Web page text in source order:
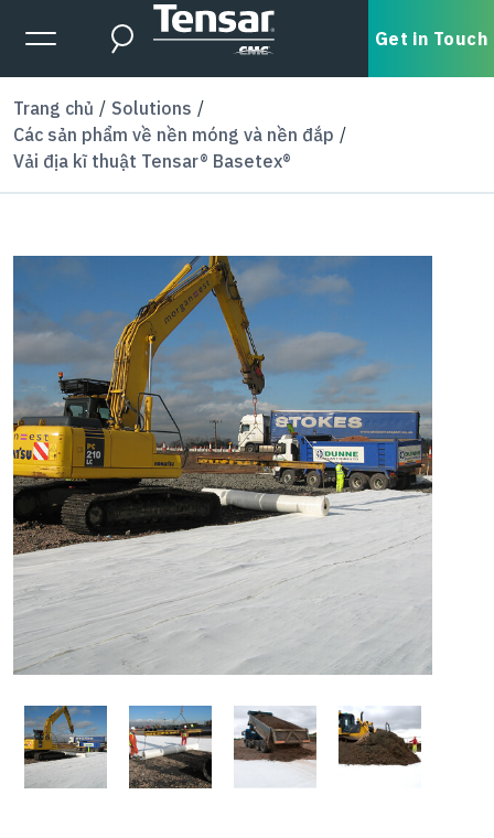
Skip to main content
Expanded Menu Toggle
Search Get in Touch
Trang chủ
Solutions
Các sản phẩm về nền móng và nền đắp
Vải địa kĩ thuật Tensar® Basetex®